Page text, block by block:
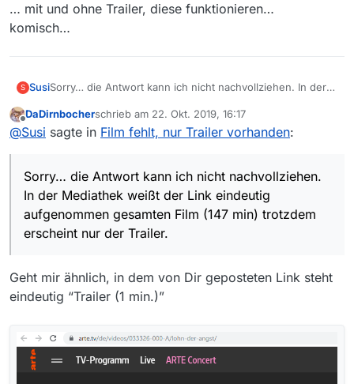
… mit und ohne Trailer, diese funktionieren…
komisch…
S SusiSorry… die Antwort kann ich nicht nachvollziehen. In der
gesamten Film (147 min) trotzdem erscheint nur der
Trailer. Ich habe andere Filme ausprobiert
Offline
DaDirnbocherschrieb am 22. Okt. 2019, 16:17
zuletzt editiert von
@Susi sagte in Film fehlt, nur Trailer vorhanden:
Sorry… die Antwort kann ich nicht nachvollziehen.
In der Mediathek weißt der Link eindeutig
aufgenommen gesamten Film (147 min) trotzdem
erscheint nur der Trailer.
Geht mir ähnlich, in dem von Dir geposteten Link steht
eindeutig “Trailer (1 min.)”